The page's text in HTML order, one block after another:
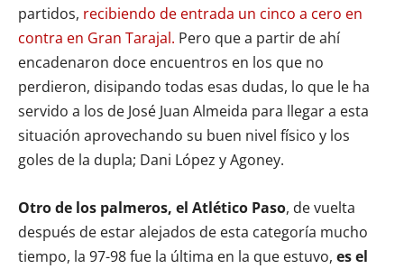
partidos, recibiendo de entrada un cinco a cero en
contra en Gran Tarajal. Pero que a partir de ahí
encadenaron doce encuentros en los que no
perdieron, disipando todas esas dudas, lo que le ha
servido a los de José Juan Almeida para llegar a esta
situación aprovechando su buen nivel físico y los
goles de la dupla; Dani López y Agoney.
Otro de los palmeros, el Atlético Paso, de vuelta
después de estar alejados de esta categoría mucho
tiempo, la 97-98 fue la última en la que estuvo, es el